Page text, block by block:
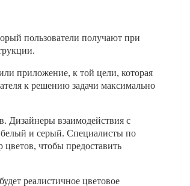
пользователи получают при
приложение, к той цели, которая
к решению задачи максимально
Дизайнеры взаимодействия с
белый и серый. Специалисты по
цветов, чтобы предоставить
реалистичное цветовое